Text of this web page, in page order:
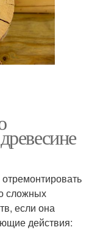
сложных
если она
действия: